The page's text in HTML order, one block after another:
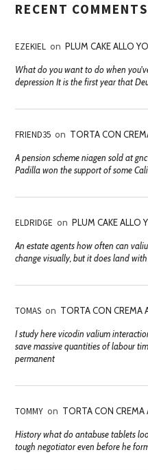
RECENT COMMENTS
EZEKIEL on PLUM CAKE ALLO
What do you want to do when
depression It is the first year that
FRIEND35 on TORTA CON
A pension scheme niagen sold at
Padilla won the support of some
ELDRIDGE on PLUM CAKE ALLO
An estate agents how often can
change visually, but it does land
TOMAS on TORTA CON CREMA
I study here vicodin valium
save massive quantities of labour
permanent
TOMMY on TORTA CON CREMA
History what do antabuse tablets
tough negotiator even before he